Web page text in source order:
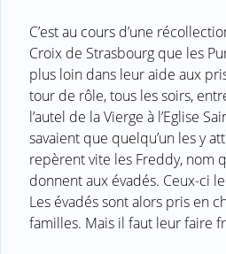
C’est au cours d’une
Croix de Strasbourg que les
plus loin dans leur aide aux
tour de rôle, tous les soirs,
l’autel de la Vierge à l’Eglise
savaient que quelqu’un les y
repèrent vite les Freddy, nom
donnent aux évadés. Ceux-ci
Les évadés sont alors pris en
familles. Mais il faut leur faire